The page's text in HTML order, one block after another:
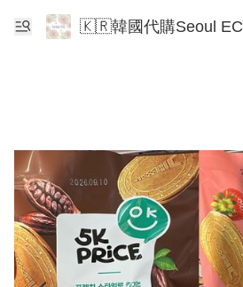
🇰🇷韓國代購Seoul EC